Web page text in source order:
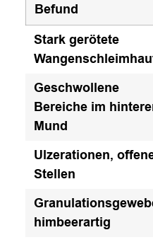
Befund
Stark gerötete
Geschwollene
Bereiche im
Mund
Ulzerationen,
Stellen
himbeerartig